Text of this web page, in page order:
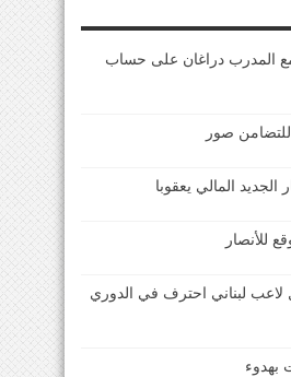
المدرب دراغان على حساب
صور
المالي يعقوبا
للأنصار
لبناني احترف في الدوري
بهدوء